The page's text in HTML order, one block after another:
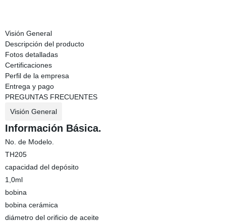
Visión General
Descripción del producto
Fotos detalladas
Certificaciones
Perfil de la empresa
Entrega y pago
PREGUNTAS FRECUENTES
Visión General
Información Básica.
No. de Modelo.
TH205
capacidad del depósito
1,0ml
bobina
bobina cerámica
diámetro del orificio de aceite